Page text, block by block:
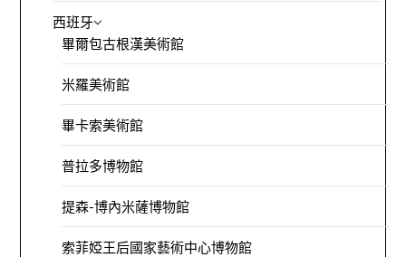
西班牙
畢爾包古根漢美術館
米羅美術館
畢卡索美術館
普拉多博物館
提森-博內米薩博物館
索菲婭王后國家藝術中心博物館